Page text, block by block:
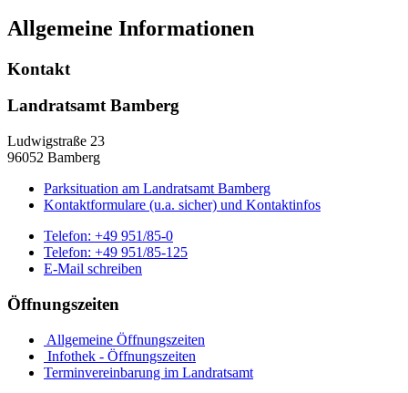
Allgemeine Informationen
Kontakt
Landratsamt Bamberg
Ludwigstraße 23
96052 Bamberg
Parksituation am Landratsamt Bamberg
Kontaktformulare (u.a. sicher) und Kontaktinfos
Telefon: +49 951/85-0
Telefon: +49 951/85-125
E-Mail schreiben
Öffnungszeiten
Allgemeine Öffnungszeiten
Infothek - Öffnungszeiten
Terminvereinbarung im Landratsamt